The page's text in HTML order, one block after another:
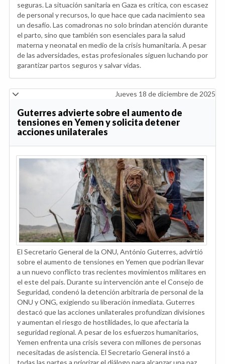
seguras. La situación sanitaria en Gaza es crítica, con escasez
de personal y recursos, lo que hace que cada nacimiento sea
un desafío. Las comadronas no solo brindan atención durante
el parto, sino que también son esenciales para la salud
materna y neonatal en medio de la crisis humanitaria. A pesar
de las adversidades, estas profesionales siguen luchando por
garantizar partos seguros y salvar vidas.
Jueves 18 de diciembre de 2025
Guterres advierte sobre el aumento de
tensiones en Yemen y solicita detener
acciones unilaterales
El Secretario General de la ONU, António Guterres, advirtió
sobre el aumento de tensiones en Yemen que podrían llevar
a un nuevo conflicto tras recientes movimientos militares en
el este del país. Durante su intervención ante el Consejo de
Seguridad, condenó la detención arbitraria de personal de la
ONU y ONG, exigiendo su liberación inmediata. Guterres
destacó que las acciones unilaterales profundizan divisiones
y aumentan el riesgo de hostilidades, lo que afectaría la
seguridad regional. A pesar de los esfuerzos humanitarios,
Yemen enfrenta una crisis severa con millones de personas
necesitadas de asistencia. El Secretario General instó a
todas las partes a priorizar el diálogo para alcanzar una paz